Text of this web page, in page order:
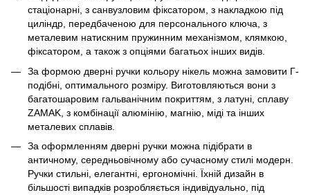
стаціонарні, з санвузловим фіксатором, з накладкою під
циліндр, передбаченою для персонального ключа, з
металевим натискним пружинним механізмом, клямкою,
фіксатором, а також з опціями багатьох інших видів.
За формою дверні ручки кольору нікель можна замовити Г-
подібні, оптимального розміру. Виготовляються вони з
багатошаровим гальванічним покриттям, з латуні, сплаву
ZAMAK, з комбінації алюмінію, магнію, міді та інших
металевих сплавів.
За оформленням дверні ручки можна підібрати в
античному, середньовічному або сучасному стилі модерн.
Ручки стильні, елегантні, ергономічні. Їхній дизайн в
більшості випадків розробляється індивідуально, під